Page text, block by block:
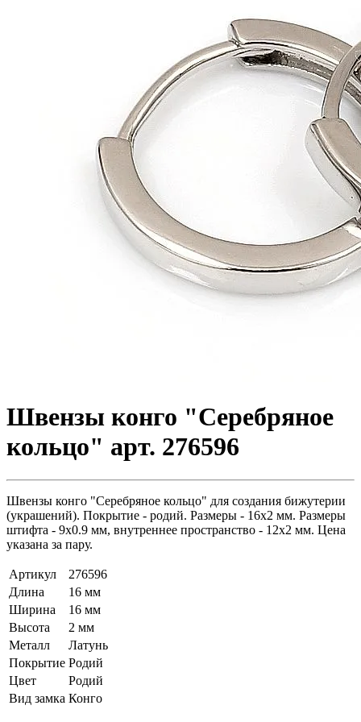
Швензы конго "Серебряное
кольцо" арт. 276596
Швензы конго "Серебряное кольцо" для создания бижутерии
(украшений). Покрытие - родий. Размеры - 16х2 мм. Размеры
штифта - 9х0.9 мм, внутреннее пространство - 12х2 мм. Цена
указана за пару.
Артикул
276596
Длина
16 мм
Ширина
16 мм
Высота
2 мм
Металл
Латунь
Покрытие Родий
Цвет
Родий
Вид замка Конго